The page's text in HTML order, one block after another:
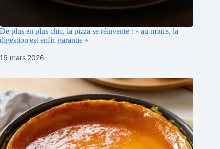
De plus en plus chic, la pizza se réinvente : « au moins, la
digestion est enfin garantie »
16 mars 2026